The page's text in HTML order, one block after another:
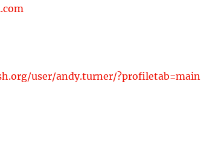
user/andy.turner/?profiletab=main